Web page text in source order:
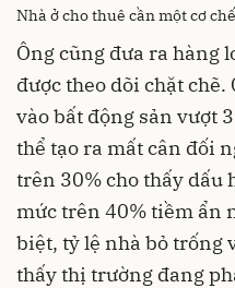
Nhà ở cho thuê cần một cơ
Ông cũng đưa ra hàng
được theo dõi chặt
vào bất động sản vượt
thể tạo ra mất cân đối
trên 30% cho thấy dấu
mức trên 40% tiềm ẩn
biệt, tỷ lệ nhà bỏ trống
thấy thị trường đang